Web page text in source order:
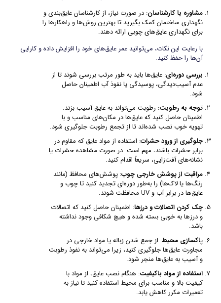
مشاوره با کارشناسان: در صورت نیاز، از کارشناسان عایق‌بندی و
نگهداری ساختمان کمک بگیرید تا بهترین روش‌ها و راهکارها را
برای نگهداری عایق‌های چوبی ارائه دهند.
با رعایت این نکات، می‌توانید عمر عایق‌های خود را افزایش داده و کارایی
آن‌ها را حفظ کنید.
بررسی دوره‌ای: عایق‌ها باید به طور مرتب بررسی شوند تا از
عدم آسیب‌دیدگی، پوسیدگی یا نفوذ آب اطمینان حاصل
شود.
توجه به رطوبت: رطوبت می‌تواند به عایق آسیب بزند.
اطمینان حاصل کنید که عایق‌ها در مکان‌های مناسب و با
تهویه خوب نصب شده‌اند تا از تجمع رطوبت جلوگیری شود.
جلوگیری از ورود حشرات: استفاده از مواد عایق که مقاوم در
برابر حشرات باشند، مهم است. در صورت مشاهده حشرات یا
نشانه‌های آفت‌زایی، سریعاً اقدام کنید.
مراقبت از پوشش خارجی چوب: پوشش‌های محافظ (مانند
رنگ‌ها یا لاک‌ها) را به‌طور دوره‌ای تجدید کنید تا چوب و
عایق‌ها در برابر آب و UV محافظت شوند.
چک کردن اتصالات و درزها: اطمینان حاصل کنید که اتصالات
و درزها به خوبی بسته شده و هیچ شکافی وجود نداشته
باشد.
پاکسازی محیط: از جمع شدن زباله یا مواد خارجی در
مجاورت عایق‌ها جلوگیری کنید، زیرا می‌تواند به نفوذ رطوبت
و آسیب به عایق‌ها منجر شود.
استفاده از مواد باکیفیت: هنگام نصب عایق، از مواد با
کیفیت بالا و مناسب برای محیط استفاده کنید تا نیاز به
تعمیرات مکرر کاهش یابد.